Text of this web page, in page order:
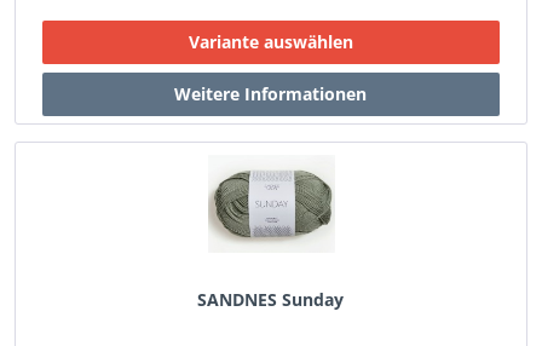
SANDNES Sunday